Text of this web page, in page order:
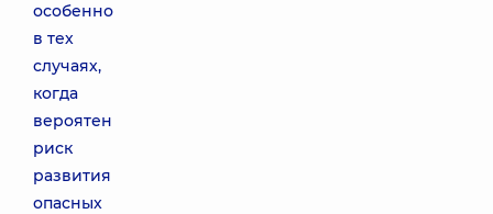
особенно
в тех
случаях,
когда
вероятен
риск
развития
опасных